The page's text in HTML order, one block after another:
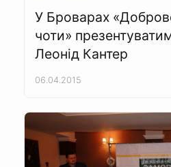
У Броварах
чоти»
Леонід Кантер
06.04.2015